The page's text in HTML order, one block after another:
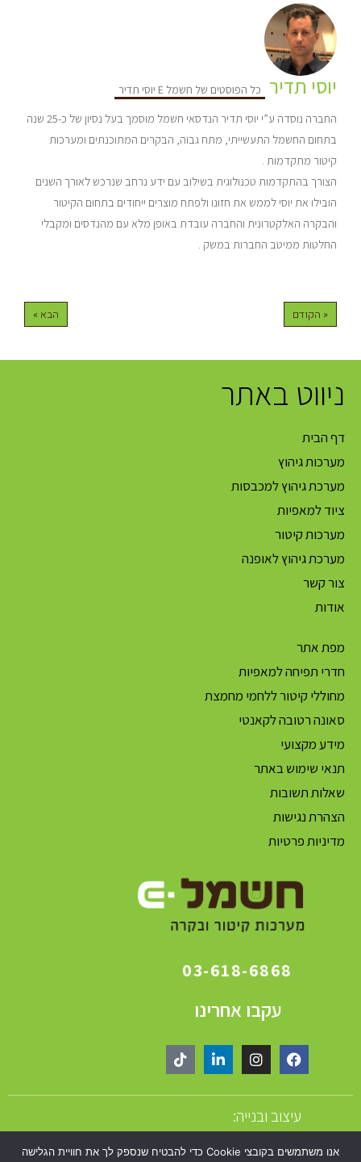
יוסי תדיר כל הפוסטים של חשמל E יוסי תדיר
החברה נוסדה ע”י יוסי תדיר הנדסאי חשמל מוסמך בעל נסיון של כ-25 שנה
בתחום החשמל התעשייתי, מתח גבוה, הבקרים המתוכנתים ומערכות
קיטור מתקדמות .
הצורך בהתקדמות טכנולוגית בשילוב עם ידע נרחב שנרכש לאורך השנים
הובילו את יוסי לממש את חזונו ולפתח מוצרים ייחודים בתחום הקיטור
והבקרה האלקטרונית והחברה עובדת באופן מלא עם מהנדסים ומקבלי
החלטות ממיטב החברות במשק .
« הקודם הבא »
ניווט באתר
דף הבית
מערכות גיהוץ
מערכת גיהוץ למכבסות
ציוד למאפיות
מערכות קיטור
מערכת גיהוץ לאופנה
צור קשר
אודות
מפת אתר
חדרי תפיחה למאפיות
מחוללי קיטור ללחמי מחמצת
סאונה רטובה לקאנטי
מידע מקצועי
תנאי שימוש באתר
שאלות תשובות
הצהרת נגישות
מדיניות פרטיות
03-618-6868
עקבו אחרינו
עיצוב ובנייה:
אנו משתמשים בקובצי Cookie כדי להבטיח שנספק לך את חוויית הגלישה